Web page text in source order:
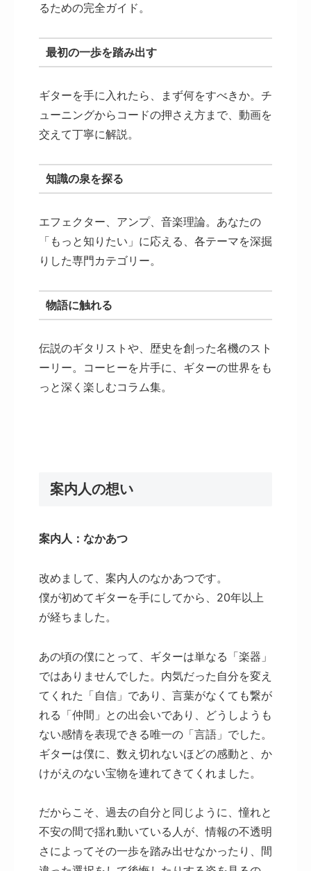
るための完全ガイド。
最初の一歩を踏み出す
ギターを手に入れたら、まず何をすべきか。チ
ューニングからコードの押さえ方まで、動画を
交えて丁寧に解説。
知識の泉を探る
エフェクター、アンプ、音楽理論。あなたの
「もっと知りたい」に応える、各テーマを深掘
りした専門カテゴリー。
物語に触れる
伝説のギタリストや、歴史を創った名機のスト
ーリー。コーヒーを片手に、ギターの世界をも
っと深く楽しむコラム集。
案内人の想い
案内人：なかあつ
改めまして、案内人のなかあつです。
僕が初めてギターを手にしてから、20年以上
が経ちました。
あの頃の僕にとって、ギターは単なる「楽器」
ではありませんでした。内気だった自分を変え
てくれた「自信」であり、言葉がなくても繋が
れる「仲間」との出会いであり、どうしようも
ない感情を表現できる唯一の「言語」でした。
ギターは僕に、数え切れないほどの感動と、か
けがえのない宝物を連れてきてくれました。
だからこそ、過去の自分と同じように、憧れと
不安の間で揺れ動いている人が、情報の不透明
さによってその一歩を踏み出せなかったり、間